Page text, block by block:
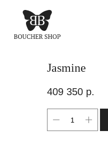
Jasmine
409 350 р.